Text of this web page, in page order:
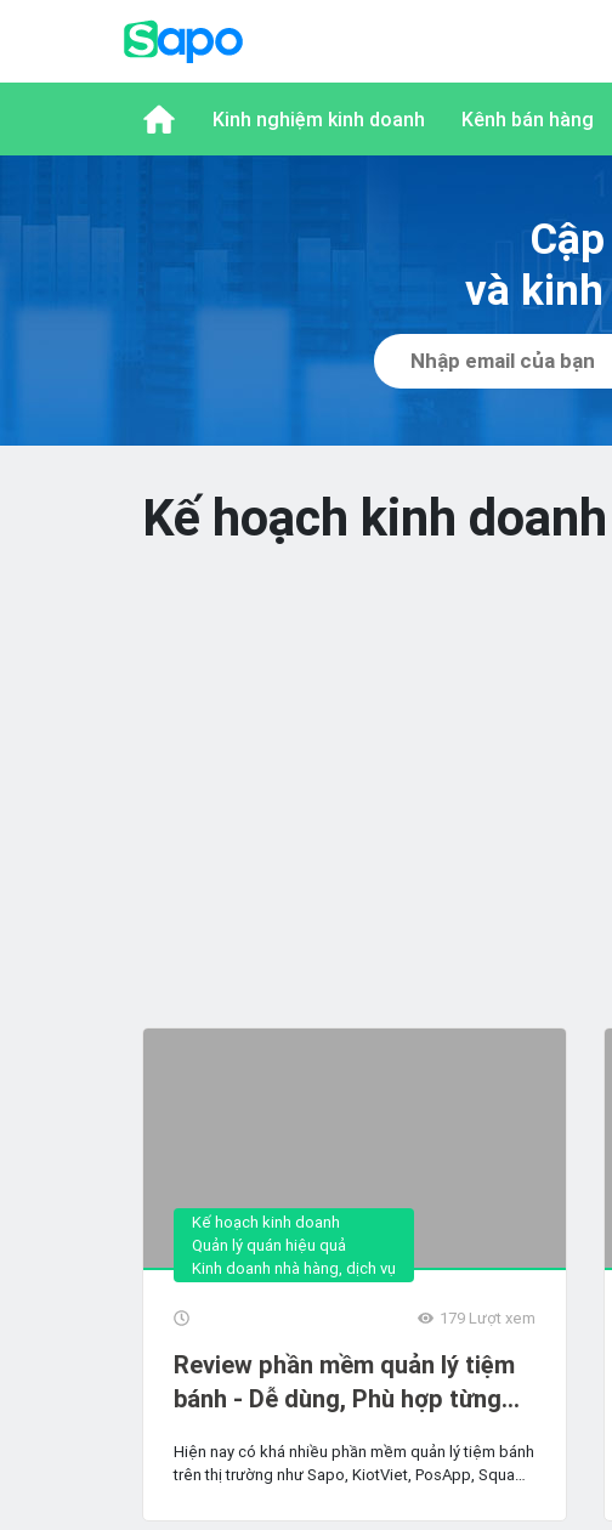
Kinh nghiệm kinh doanh Kênh bán hàng
và
Kế hoạch kinh doanh
Kế hoạch kinh doanh
Quản lý quán hiệu quả
Kinh doanh nhà hàng, dịch vụ
179Lượt xem
Review phần mềm quản lý tiệm
bánh - Dễ dùng, Phù hợp từng
Hiện nay có khá nhiều phần mềm quản lý tiệm bánh
trên thị trường như Sapo, KiotViet, PosApp, Square